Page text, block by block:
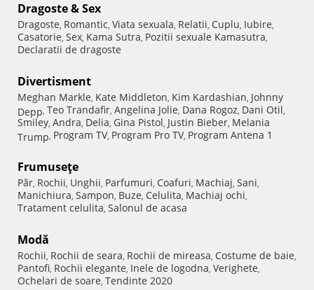
Dragoste & Sex
Dragoste, Romantic, Viata sexuala, Relatii, Cuplu, Iubire,
Casatorie, Sex, Kama Sutra, Pozitii sexuale Kamasutra,
Declaratii de dragoste
Divertisment
Meghan Markle, Kate Middleton, Kim Kardashian, Johnny
Depp, Teo Trandafir, Angelina Jolie, Dana Rogoz, Dani Otil,
Smiley, Andra, Delia, Gina Pistol, Justin Bieber, Melania
Trump, Program TV, Program Pro TV, Program Antena 1
Frumuseţe
Păr, Rochii, Unghii, Parfumuri, Coafuri, Machiaj, Sani,
Manichiura, Sampon, Buze, Celulita, Machiaj ochi,
Tratament celulita, Salonul de acasa
Modă
Rochii, Rochii de seara, Rochii de mireasa, Costume de baie,
Pantofi, Rochii elegante, Inele de logodna, Verighete,
Ochelari de soare, Tendinte 2020